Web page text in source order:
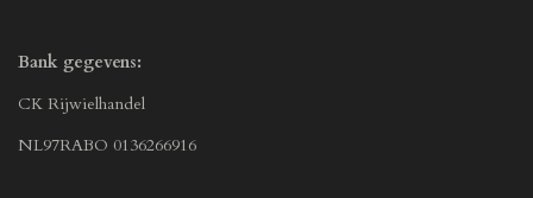
Bank gegevens:
CK Rijwielhandel
NL97RABO 0136266916